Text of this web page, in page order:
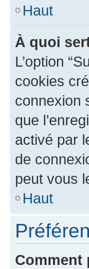
Haut
À quoi
L’option
cookies
connexion
que
activé par
de
peut vous
Haut
Comment